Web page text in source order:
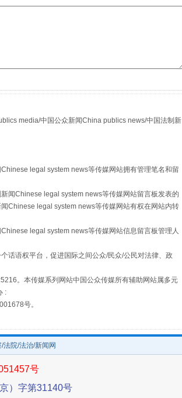
让传统村落焕发生机
media/中国公众新闻China publics news/中国法制新
legal system news等传媒网站拥有管理笔名和留
闻Chinese legal system news等传媒网站留言板发表的
Chinese legal system news等传媒网站有权在网站内转
legal system news等传媒网站信息留言板管理人
话语权平台，促进国际之间公众/民众/公民对法律、政
。本传媒系列网站中国公众传媒所有辅助网站属多元
:
号。
法院/法治/新闻网
号
）字第31140号